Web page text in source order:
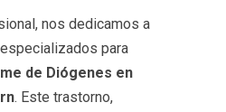
nos dedicamos a
para
de Diógenes en
. Este trastorno,